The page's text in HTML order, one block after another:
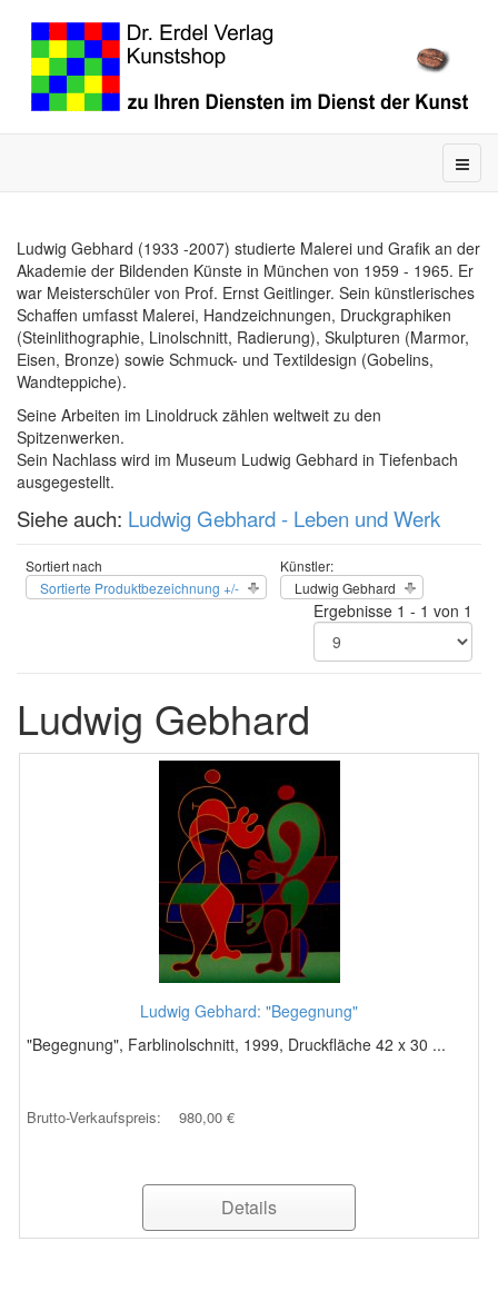
Ludwig Gebhard (1933 -2007) studierte Malerei und Grafik an der
Akademie der Bildenden Künste in München von 1959 - 1965. Er
war Meisterschüler von Prof. Ernst Geitlinger. Sein künstlerisches
Schaffen umfasst Malerei, Handzeichnungen, Druckgraphiken
(Steinlithographie, Linolschnitt, Radierung), Skulpturen (Marmor,
Eisen, Bronze) sowie Schmuck- und Textildesign (Gobelins,
Wandteppiche).
Seine Arbeiten im Linoldruck zählen weltweit zu den
Spitzenwerken.
Sein Nachlass wird im Museum Ludwig Gebhard in Tiefenbach
ausgegestellt.
Siehe auch: Ludwig Gebhard - Leben und Werk
Sortiert nach
Sortierte Produktbezeichnung +/-
Künstler:
Ludwig Gebhard
Ergebnisse 1 - 1 von 1
Ludwig Gebhard
Ludwig Gebhard: "Begegnung"
"Begegnung", Farblinolschnitt, 1999, Druckfläche 42 x 30 ...
Brutto-Verkaufspreis: 980,00 €
Details